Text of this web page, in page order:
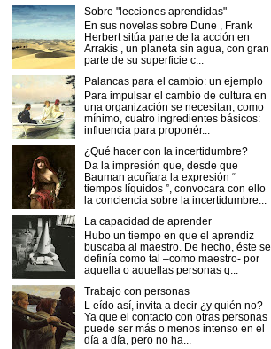
Sobre "lecciones aprendidas"
En sus novelas sobre Dune , Frank
Herbert sitúa parte de la acción en
Arrakis , un planeta sin agua, con gran
parte de su superficie c...
Palancas para el cambio: un ejemplo
Para impulsar el cambio de cultura en
una organización se necesitan, como
mínimo, cuatro ingredientes básicos:
influencia para proponér...
¿Qué hacer con la incertidumbre?
Da la impresión que, desde que
Bauman acuñara la expresión “
tiempos líquidos ”, convocara con ello
la conciencia sobre la incertidumbre...
La capacidad de aprender
Hubo un tiempo en que el aprendiz
buscaba al maestro. De hecho, éste se
definía como tal –como maestro- por
aquella o aquellas personas q...
Trabajo con personas
L eído así, invita a decir ¿y quién no?
Ya que el contacto con otras personas
puede ser más o menos intenso en el
día a día, pero no ha...